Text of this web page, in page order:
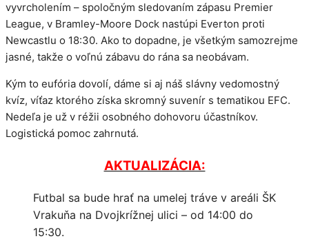
vyvrcholením – spoločným sledovaním zápasu Premier
League, v Bramley-Moore Dock nastúpi Everton proti
Newcastlu o 18:30. Ako to dopadne, je všetkým samozrejme
jasné, takže o voľnú zábavu do rána sa neobávam.
Kým to eufória dovolí, dáme si aj náš slávny vedomostný
kvíz, víťaz ktorého získa skromný suvenír s tematikou EFC.
Nedeľa je už v réžii osobného dohovoru účastníkov.
Logistická pomoc zahrnutá.
AKTUALIZÁCIA:
Futbal sa bude hrať na umelej tráve v areáli ŠK
Vrakuňa na Dvojkrížnej ulici – od 14:00 do
15:30.